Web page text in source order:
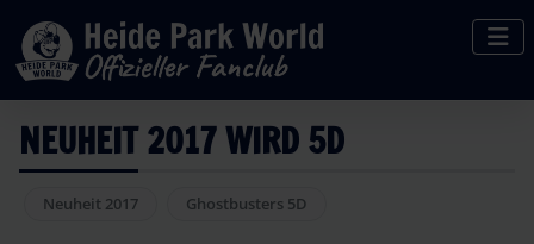
NEUHEIT 2017 WIRD 5D
Neuheit 2017 Ghostbusters 5D